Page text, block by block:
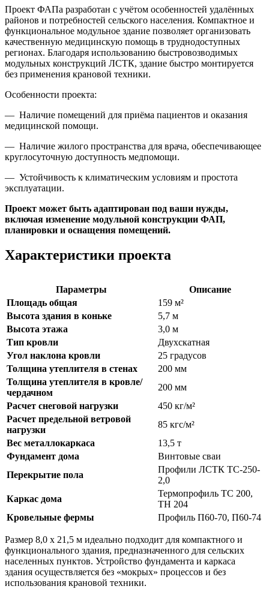
Проект ФАПа разработан с учётом особенностей удалённых
районов и потребностей сельского населения. Компактное и
функциональное модульное здание позволяет организовать
качественную медицинскую помощь в труднодоступных
регионах. Благодаря использованию быстровозводимых
модульных конструкций ЛСТК, здание быстро монтируется
без применения крановой техники.
Особенности проекта:
— Наличие помещений для приёма пациентов и оказания
медицинской помощи.
— Наличие жилого пространства для врача, обеспечивающее
круглосуточную доступность медпомощи.
— Устойчивость к климатическим условиям и простота
эксплуатации.
Проект может быть адаптирован под ваши нужды,
включая изменение модульной конструкции ФАП,
планировки и оснащения помещений.
Характеристики проекта
Параметры
Описание
Площадь общая
159 м²
Высота здания в коньке
5,7 м
Высота этажа
3,0 м
Тип кровли
Двухскатная
Угол наклона кровли
25 градусов
Толщина утеплителя в стенах
200 мм
Толщина утеплителя в кровле/
чердачном
200 мм
Расчет снеговой нагрузки
450 кг/м²
Расчет предельной ветровой
нагрузки
85 кгс/м²
Вес металлокаркаса
13,5 т
Фундамент дома
Винтовые сваи
Перекрытие пола
Профили ЛСТК ТС-250-
2,0
Каркас дома
Термопрофиль ТС 200,
ТН 204
Кровельные фермы
Профиль П60-70, П60-74
Размер 8,0 х 21,5 м идеально подходит для компактного и
функционального здания, предназначенного для сельских
населенных пунктов. Устройство фундамента и каркаса
здания осуществляется без «мокрых» процессов и без
использования крановой техники.